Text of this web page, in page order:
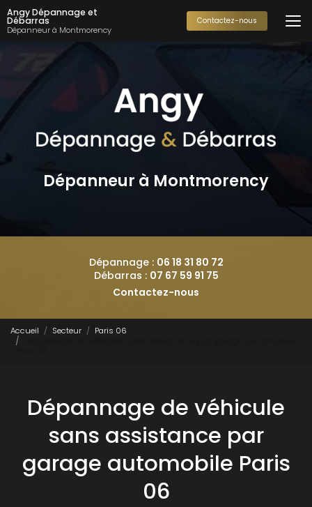
Aller
au
contenu
Angy Dépannage et
Débarras
Dépanneur à Montmorency
Contactez-nous
Dépanneur à Montmorency
Dépannage : 06 18 31 80 72
Débarras : 07 67 59 91 75
Contactez-nous
Accueil Secteur
Paris 06
Dépannage de véhicule
sans assistance par
garage automobile Paris
06